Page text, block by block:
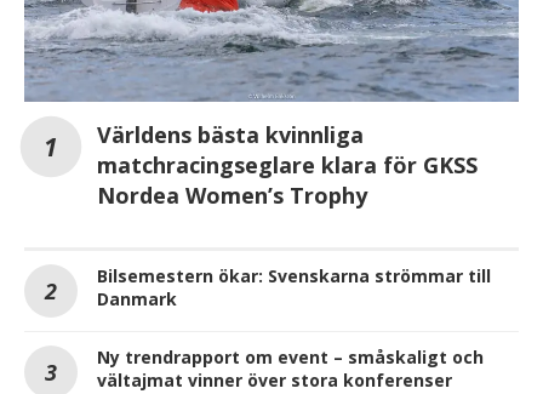
Världens bästa kvinnliga
matchracingseglare klara för GKSS
Nordea Women’s Trophy
Bilsemestern ökar: Svenskarna strömmar till
Danmark
Ny trendrapport om event – småskaligt och
vältajmat vinner över stora konferenser